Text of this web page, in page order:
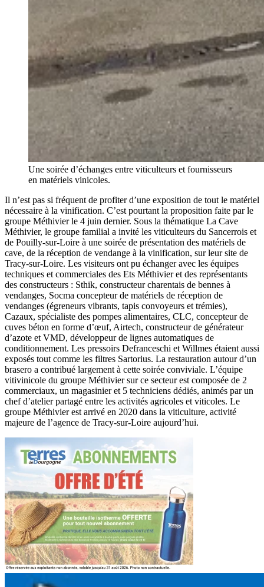
Une soirée d’échanges entre viticulteurs et fournisseurs
en matériels vinicoles.
Il n’est pas si fréquent de profiter d’une exposition de tout le matériel
nécessaire à la vinification. C’est pourtant la proposition faite par le
groupe Méthivier le 4 juin dernier. Sous la thématique La Cave
Méthivier, le groupe familial a invité les viticulteurs du Sancerrois et
de Pouilly-sur-Loire à une soirée de présentation des matériels de
cave, de la réception de vendange à la vinification, sur leur site de
Tracy-sur-Loire. Les visiteurs ont pu échanger avec les équipes
techniques et commerciales des Ets Méthivier et des représentants
des constructeurs : Sthik, constructeur charentais de bennes à
vendanges, Socma concepteur de matériels de réception de
vendanges (égreneurs vibrants, tapis convoyeurs et trémies),
Cazaux, spécialiste des pompes alimentaires, CLC, concepteur de
cuves béton en forme d’œuf, Airtech, constructeur de générateur
d’azote et VMD, développeur de lignes automatiques de
conditionnement. Les pressoirs Defranceschi et Willmes étaient aussi
exposés tout comme les filtres Sartorius. La restauration autour d’un
brasero a contribué largement à cette soirée conviviale. L’équipe
vitivinicole du groupe Méthivier sur ce secteur est composée de 2
commerciaux, un magasinier et 5 techniciens dédiés, animés par un
chef d’atelier partagé entre les activités agricoles et viticoles. Le
groupe Méthivier est arrivé en 2020 dans la viticulture, activité
majeure de l’agence de Tracy-sur-Loire aujourd’hui.